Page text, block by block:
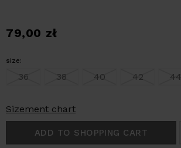
79,00 zł
size:
36 38 40 42 44
Sizement chart
ADD TO SHOPPING CART